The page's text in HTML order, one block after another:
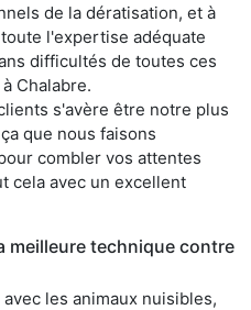
de la dératisation, et à
l'expertise adéquate
difficultés de toutes ces
Chalabre.
s'avère être notre plus
que nous faisons
combler vos attentes
cela avec un excellent
meilleure technique contre
les animaux nuisibles,